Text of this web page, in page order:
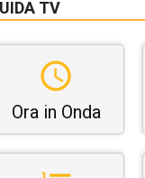
TV
Ora in Onda